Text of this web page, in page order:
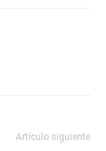
Artículo siguiente